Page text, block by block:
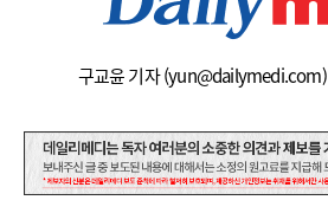
구교윤 기자 (yun@dailymedi.com)